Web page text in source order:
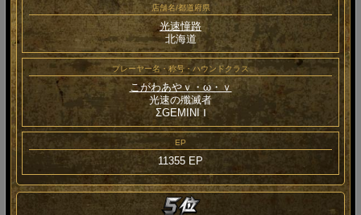
店舗名/都道府県
光速憧路
北海道
プレーヤー名・称号・ハウンドクラス
こがわあやｖ・ω・ｖ
光速の殲滅者
ΣGEMINI Ⅰ
EP
11355 EP